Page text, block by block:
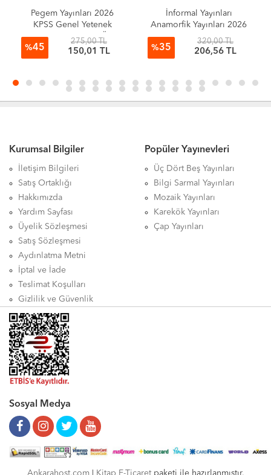
Pegem Yayınları 2026
KPSS Genel Yetenek
Genel Kültür Lise-Ön
Lisans Tamamı Çözümlü
Türkiye Geneli 7-8-9 (3'lü
%45
275,00 TL
150,01 TL
İnformal Yayınları
Anamorfik Yayınları 2026
KPSS Ortaöğretim GY-GK
GEZEGEN Serisi 8
Deneme Paketi Kurumsal
Çözümlü
%35
320,00 TL
206,56 TL
Kurumsal Bilgiler
İletişim Bilgileri
Satış Ortaklığı
Hakkımızda
Yardım Sayfası
Üyelik Sözleşmesi
Satış Sözleşmesi
Aydınlatma Metni
İptal ve İade
Teslimat Koşulları
Gizlilik ve Güvenlik
Popüler Yayınevleri
Üç Dört Beş Yayınları
Bilgi Sarmal Yayınları
Mozaik Yayınları
Karekök Yayınları
Çap Yayınları
Sosyal Medya
Ankarahost.com Kitap E-Ticaretpaketi ile hazırlanmıştır.